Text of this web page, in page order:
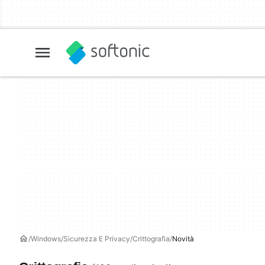
Windows Sicurezza E Privacy Crittografia Novità